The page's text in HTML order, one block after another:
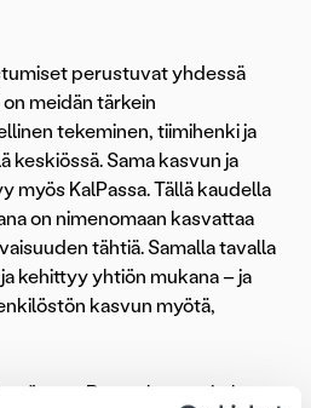
perustuvat yhdessä
meidän tärkein
tekeminen, tiimihenki ja
keskiössä. Sama kasvun ja
myös KalPassa. Tällä kaudella
on nimenomaan kasvattaa
tähtiä. Samalla tavalla
kehittyy yhtiön mukana – ja
kasvun myötä,
Ropon kanssa jatkuu.